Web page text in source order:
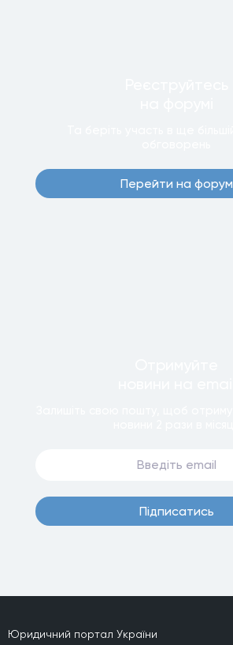
Перейти на форум
Пiдписатись
Юридичний портал України